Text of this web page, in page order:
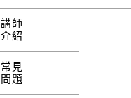
講師
介紹
常見
問題